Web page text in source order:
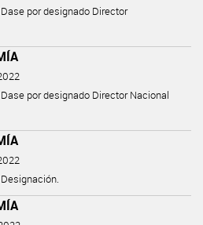
por designado Director
por designado Director Nacional